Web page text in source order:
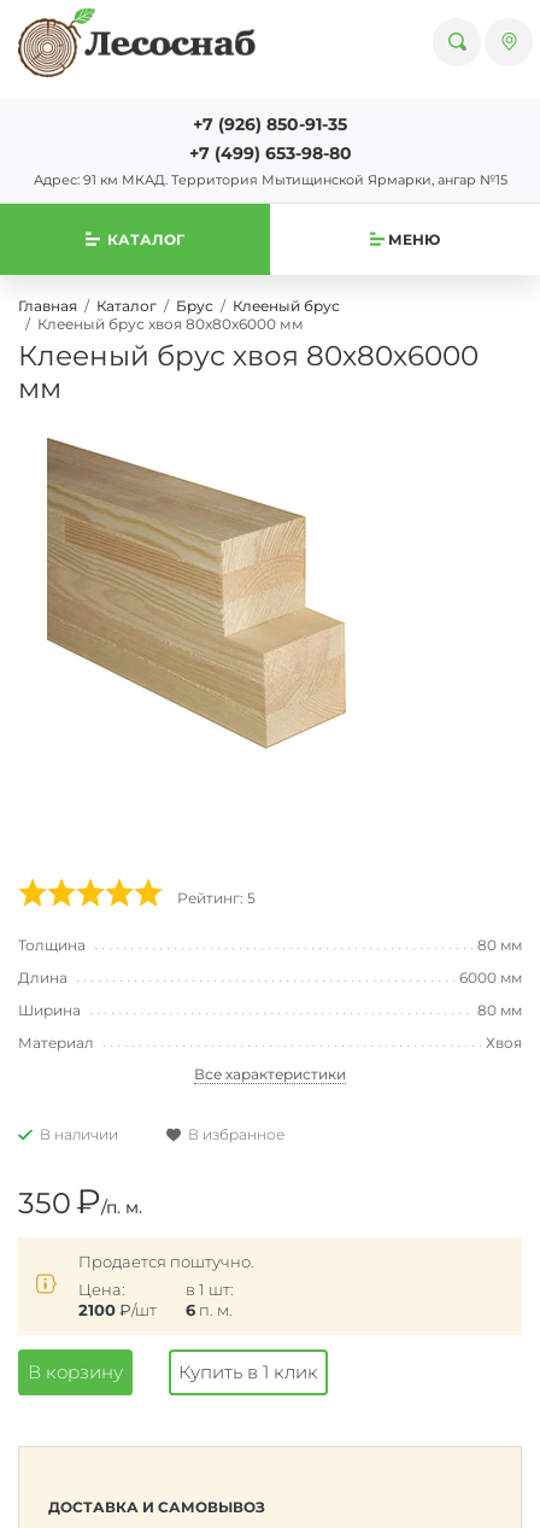
+7 (926) 850-91-35
+7 (499) 653-98-80
Адрес: 91 км МКАД. Территория Мытищинской Ярмарки, ангар №15
КАТАЛОГ МЕНЮ
Главная Каталог Брус
Клееный брус
Клееный брус хвоя 80х80х6000 мм
Клееный брус хвоя 80х80х6000
мм
Рейтинг: 5
Толщина
80 мм
Длина
6000 мм
Ширина
80 мм
Материал
Хвоя
Все характеристики
В наличии В избранное
350₽/п. м.
Продается поштучно.
Цена:
2100 ₽/шт
в 1 шт:
6 п. м.
В корзину Купить в 1 клик
ДОСТАВКА И САМОВЫВОЗ